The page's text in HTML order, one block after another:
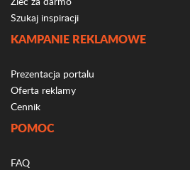
Szukaj inspiracji
KAMPANIE REKLAMOWE
Prezentacja portalu
Oferta reklamy
Cennik
POMOC
FAQ